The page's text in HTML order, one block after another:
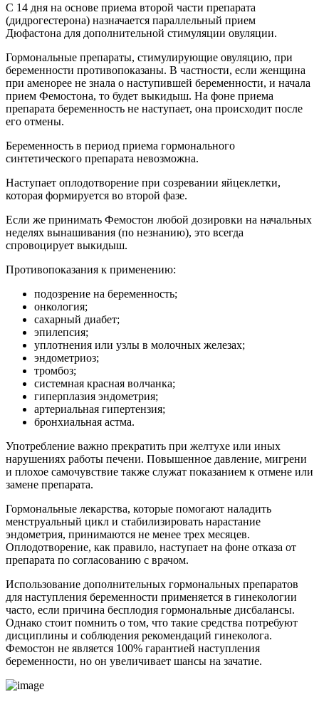
С 14 дня на основе приема второй части препарата
(дидрогестерона) назначается параллельный прием
Дюфастона для дополнительной стимуляции овуляции.
Гормональные препараты, стимулирующие овуляцию, при
беременности противопоказаны. В частности, если женщина
при аменорее не знала о наступившей беременности, и начала
прием Фемостона, то будет выкидыш. На фоне приема
препарата беременность не наступает, она происходит после
его отмены.
Беременность в период приема гормонального
синтетического препарата невозможна.
Наступает оплодотворение при созревании яйцеклетки,
которая формируется во второй фазе.
Если же принимать Фемостон любой дозировки на начальных
неделях вынашивания (по незнанию), это всегда
спровоцирует выкидыш.
Противопоказания к применению:
подозрение на беременность;
онкология;
сахарный диабет;
эпилепсия;
уплотнения или узлы в молочных железах;
эндометриоз;
тромбоз;
системная красная волчанка;
гиперплазия эндометрия;
артериальная гипертензия;
бронхиальная астма.
Употребление важно прекратить при желтухе или иных
нарушениях работы печени. Повышенное давление, мигрени
и плохое самочувствие также служат показанием к отмене или
замене препарата.
Гормональные лекарства, которые помогают наладить
менструальный цикл и стабилизировать нарастание
эндометрия, принимаются не менее трех месяцев.
Оплодотворение, как правило, наступает на фоне отказа от
препарата по согласованию с врачом.
Использование дополнительных гормональных препаратов
для наступления беременности применяется в гинекологии
часто, если причина бесплодия гормональные дисбалансы.
Однако стоит помнить о том, что такие средства потребуют
дисциплины и соблюдения рекомендаций гинеколога.
Фемостон не является 100% гарантией наступления
беременности, но он увеличивает шансы на зачатие.